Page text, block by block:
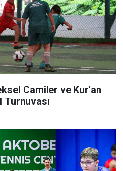
Camiler ve Kur'an
Turnuvası